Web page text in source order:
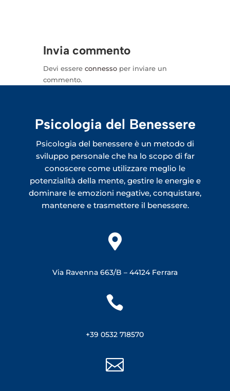
Invia commento
Devi essere connesso per inviare un
commento.
Psicologia del Benessere
Psicologia del benessere è un metodo di
sviluppo personale che ha lo scopo di far
conoscere come utilizzare meglio le
potenzialità della mente, gestire le energie e
dominare le emozioni negative, conquistare,
mantenere e trasmettere il benessere.

Via Ravenna 663/B – 44124 Ferrara

+39 0532 718570
